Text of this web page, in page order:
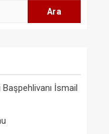
İsmail